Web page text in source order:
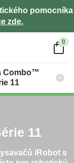
pomocníka
zde.
0
Combo™
11
11
iRobot s